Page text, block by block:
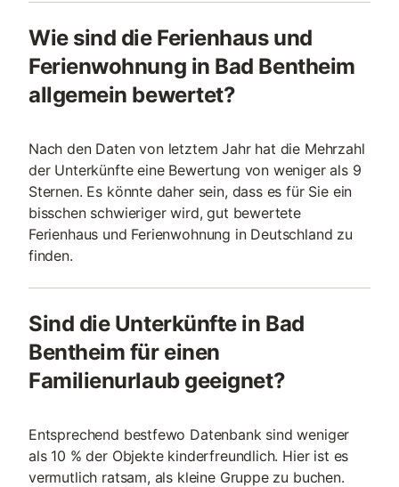
Wie sind die Ferienhaus und
Ferienwohnung in Bad Bentheim
allgemein bewertet?
Nach den Daten von letztem Jahr hat die Mehrzahl
der Unterkünfte eine Bewertung von weniger als 9
Sternen. Es könnte daher sein, dass es für Sie ein
bisschen schwieriger wird, gut bewertete
Ferienhaus und Ferienwohnung in Deutschland zu
finden.
Sind die Unterkünfte in Bad
Bentheim für einen
Familienurlaub geeignet?
Entsprechend bestfewo Datenbank sind weniger
als 10 % der Objekte kinderfreundlich. Hier ist es
vermutlich ratsam, als kleine Gruppe zu buchen.